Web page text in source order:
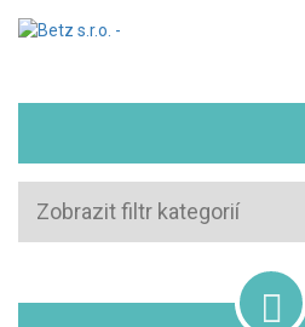
Zobrazit filtr kategorií